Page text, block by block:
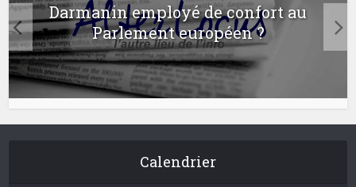
Darmanin employé de confort au
Parlement européen ?
Calendrier